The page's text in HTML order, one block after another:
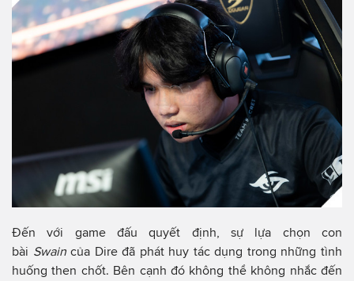
Đến với game đấu quyết định, sự lựa chọn con
bài Swaincủa Dire đã phát huy tác dụng trong những tình
huống then chốt. Bên cạnh đó không thể không nhắc đến